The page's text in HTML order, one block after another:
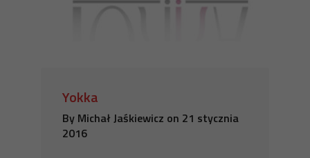
Yokka
By Michał Jaśkiewicz on 21 stycznia
2016